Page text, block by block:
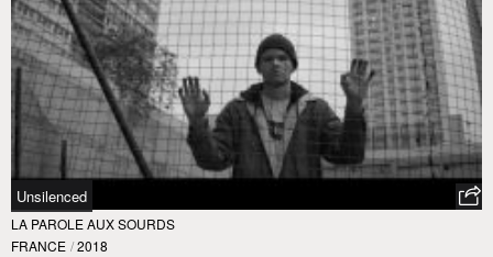
Unsilenced
LA PAROLE AUX SOURDS
FRANCE / 2018